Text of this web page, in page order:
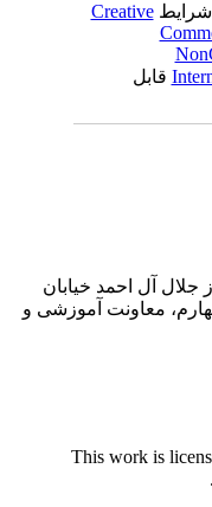
Creative
قابل
جلال آل احمد خیابان
پلاک ۱۱۹ طبقه چهارم، معاونت آموزشی و
This work is